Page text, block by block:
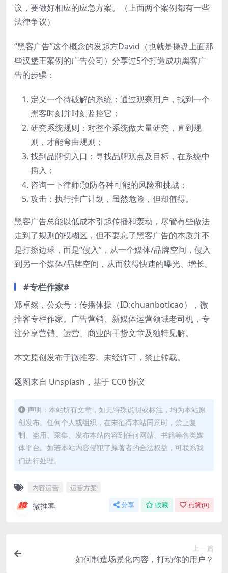
议，要做好相应的应急方案。（上面两个案例都有一些
法律争议）
“黑客广告”这个概念的发起方David（也就是操盘上面那
些汉堡王案例的广告公司）分享过5个打造成功黑客广
告的步骤：
定义一个待破解的系统：通过观察用户，找到一个
黑客时刻并时刻监控它；
研究系统规则：对整个系统做大量研究，直到规
则，才能弯曲规则；
找到品牌切入口：寻找品牌观点及目标，在系统中
插入；
咨询一下律师:预防各种可能的风险和挑战；
攻击：执行推广计划，虽然危险，但却值得。
黑客广告总能以低成本引起传播和轰动，尽管有些做法
走到了规则的模糊区，但不要忘了黑客广告的本质并不
是打擦边球，而是“侵入”，从一个媒体/品牌空间，侵入
到另一个媒体/品牌空间，从而获得快速的曝光、增长。
#专栏作家#
郑卓然，公众号：传播体操（ID:chuanboticao），微
推客专栏作家。广告营销、新媒体运营领域老司机，专
注分享营销、运营、商业的干货文章及独特见解。
本文原创发布于微推客。未经许可，禁止转载。
题图来自 Unsplash，基于 CC0 协议
声明：本站所有文章，如无特殊说明或标注，均为本站原
创发布。任何个人或组织，在未征得本站同意时，禁止复
制、盗用、采集、发布本站内容到任何网站、书籍等各类媒
体平台。如若本站内容侵犯了原著者的合法权益，可联系我
们进行处理。
内容运营 运营方案
微推客 分享 收藏 点赞(0)
上一篇
如何制造场景化内容，打动你的用户？